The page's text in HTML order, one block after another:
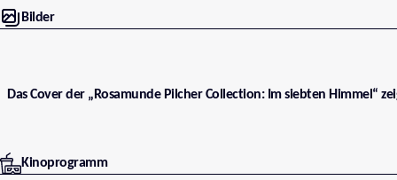
Bilder
Das Cover der „Rosamunde Pilcher Collection: Im siebten Himmel“
Kinoprogramm